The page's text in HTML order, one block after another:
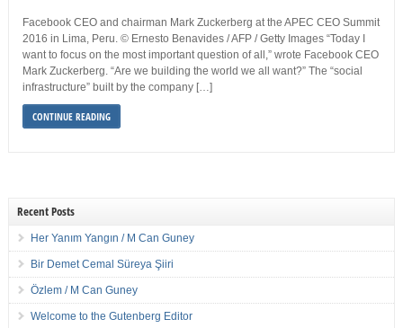
Facebook CEO and chairman Mark Zuckerberg at the APEC CEO Summit
2016 in Lima, Peru. © Ernesto Benavides / AFP / Getty Images “Today I
want to focus on the most important question of all,” wrote Facebook CEO
Mark Zuckerberg. “Are we building the world we all want?” The “social
infrastructure” built by the company […]
CONTINUE READING
Recent Posts
Her Yanım Yangın / M Can Guney
Bir Demet Cemal Süreya Şiiri
Özlem / M Can Guney
Welcome to the Gutenberg Editor